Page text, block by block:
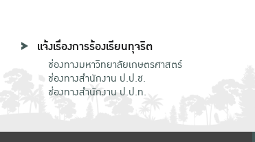
แจ้งเรื่องการร้องเรียนทุจริต
ช่องทางมหาวิทยาลัยเกษตรศาสตร์
ช่องทางสำนักงาน ป.ป.ช.
ช่องทางสำนักงาน ป.ป.ท.